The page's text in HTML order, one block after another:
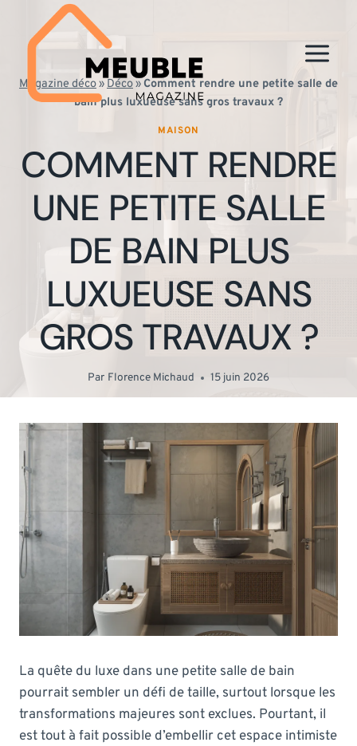
contenu
Magazine déco»Déco» Comment rendre une petite salle de
bain plus luxueuse sans gros travaux ?
MAISON
COMMENT RENDRE
UNE PETITE SALLE
DE BAIN PLUS
LUXUEUSE SANS
GROS TRAVAUX ?
Par Florence Michaud 15 juin 2026
La quête du luxe dans une petite salle de bain
pourrait sembler un défi de taille, surtout lorsque les
transformations majeures sont exclues. Pourtant, il
est tout à fait possible d’embellir cet espace intimiste